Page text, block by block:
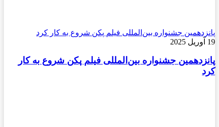
پانزدهمین جشنواره بین‌المللی فیلم پکن شروع به کار کرد
19 آوریل 2025
پانزدهمین جشنواره بین‌المللی فیلم پکن شروع به کار
کرد